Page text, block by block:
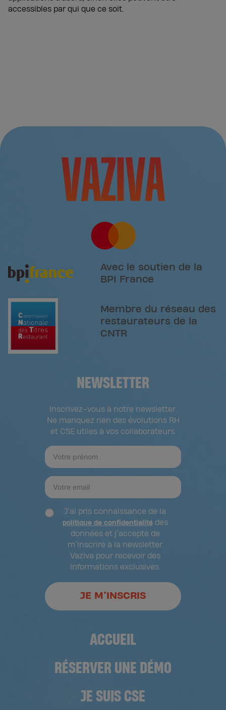
accessibles par qui que ce soit.
ACCUEIL
RÉSERVER UNE DÉMO
JE SUIS CSE
NEWSLETTER
Inscrivez-vous à notre newsletter.
Ne manquez rien des évolutions RH
et CSE utiles à vos collaborateurs.
J’ai pris connaissance de la
politique de confidentialitédes
données et j’accepte de
m’inscrire à la newsletter
Vaziva pour recevoir des
informations exclusives.
JE M’INSCRIS
Avec le soutien de la
BPI France
Membre du réseau des
restaurateurs de la
CNTR